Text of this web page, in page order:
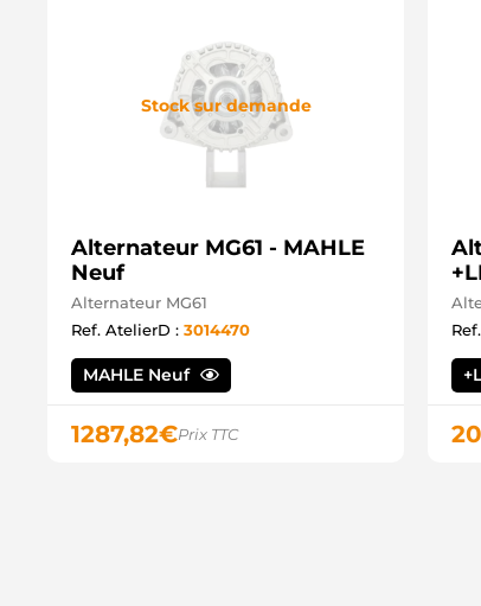
Stock sur demande
Alternateur MG61 - MAHLE
Neuf
Alternateur MG61
Ref. AtelierD : 3014470
MAHLE Neuf
1287,82€Prix TTC